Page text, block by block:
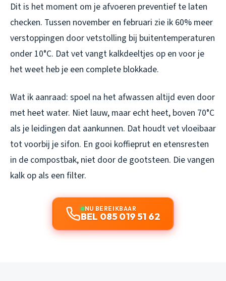
Dit is het moment om je afvoeren preventief te laten
checken. Tussen november en februari zie ik 60% meer
verstoppingen door vetstolling bij buitentemperaturen
onder 10°C. Dat vet vangt kalkdeeltjes op en voor je
het weet heb je een complete blokkade.
Wat ik aanraad: spoel na het afwassen altijd even door
met heet water. Niet lauw, maar echt heet, boven 70°C
als je leidingen dat aankunnen. Dat houdt vet vloeibaar
tot voorbij je sifon. En gooi koffieprut en etensresten
in de compostbak, niet door de gootsteen. Die vangen
kalk op als een filter.
NU BEREIKBAAR
BEL 085 019 51 62